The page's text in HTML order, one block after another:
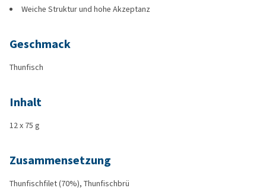
Weiche Struktur und hohe Akzeptanz
Geschmack
Thunfisch
Inhalt
12 x 75 g
Zusammensetzung
Thunfischfilet (70%), Thunfischbrü